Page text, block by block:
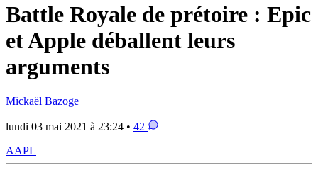
Battle Royale de prétoire : Epic
et Apple déballent leurs
arguments
Mickaël Bazoge
lundi 03 mai 2021 à 23:24 • 42
AAPL